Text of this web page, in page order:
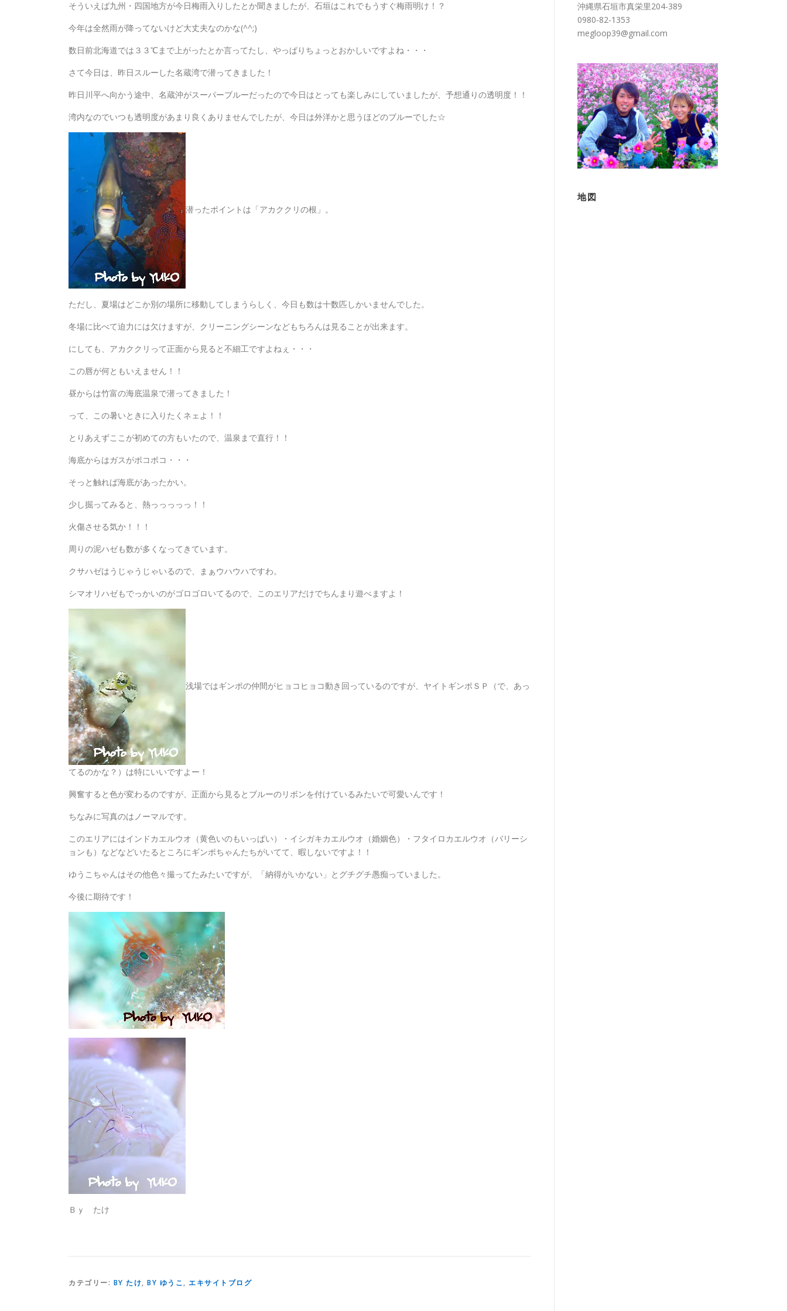
そういえば九州・四国地方が今日梅雨入りしたとか聞きましたが、石垣はこれでもうすぐ梅雨明け！？
今年は全然雨が降ってないけど大丈夫なのかな(^^;)
数日前北海道では３３℃まで上がったとか言ってたし、やっぱりちょっとおかしいですよね・・・
さて今日は、昨日スルーした名蔵湾で潜ってきました！
昨日川平へ向かう途中、名蔵沖がスーパーブルーだったので今日はとっても楽しみにしていましたが、予想通りの透明度！！
湾内なのでいつも透明度があまり良くありませんでしたが、今日は外洋かと思うほどのブルーでした☆
潜ったポイントは「アカククリの根」。
ただし、夏場はどこか別の場所に移動してしまうらしく、今日も数は十数匹しかいませんでした。
冬場に比べて迫力には欠けますが、クリーニングシーンなどもちろんは見ることが出来ます。
にしても、アカククリって正面から見ると不細工ですよねぇ・・・
この唇が何ともいえません！！
昼からは竹富の海底温泉で潜ってきました！
って、この暑いときに入りたくネェよ！！
とりあえずここが初めての方もいたので、温泉まで直行！！
海底からはガスがポコポコ・・・
そっと触れば海底があったかい。
少し掘ってみると、熱っっっっっ！！
火傷させる気か！！！
周りの泥ハゼも数が多くなってきています。
クサハゼはうじゃうじゃいるので、まぁウハウハですわ。
シマオリハゼもでっかいのがゴロゴロいてるので、このエリアだけでちんまり遊べますよ！
浅場ではギンポの仲間がヒョコヒョコ動き回っているのですが、ヤイトギンポＳＰ（で、あっ
てるのかな？）は特にいいですよー！
興奮すると色が変わるのですが、正面から見るとブルーのリボンを付けているみたいで可愛いんです！
ちなみに写真のはノーマルです。
このエリアにはインドカエルウオ（黄色いのもいっぱい）・イシガキカエルウオ（婚姻色）・フタイロカエルウオ（バリーシ
ョンも）などなどいたるところにギンポちゃんたちがいてて、暇しないですよ！！
ゆうこちゃんはその他色々撮ってたみたいですが、「納得がいかない」とグチグチ愚痴っていました。
今後に期待です！
Ｂｙ たけ
カテゴリー: BY たけ, BY ゆうこ, エキサイトブログ
沖縄県石垣市真栄里204-389
0980-82-1353
megloop39@gmail.com
地図